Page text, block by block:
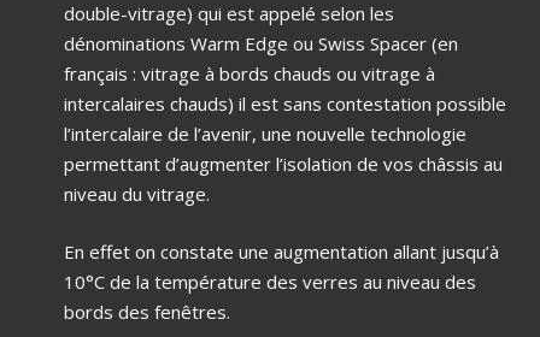
double-vitrage) qui est appelé selon les
dénominations Warm Edge ou Swiss Spacer (en
français : vitrage à bords chauds ou vitrage à
intercalaires chauds) il est sans contestation possible
l’intercalaire de l’avenir, une nouvelle technologie
permettant d’augmenter l’isolation de vos châssis au
niveau du vitrage.
En effet on constate une augmentation allant jusqu’à
10°C de la température des verres au niveau des
bords des fenêtres.